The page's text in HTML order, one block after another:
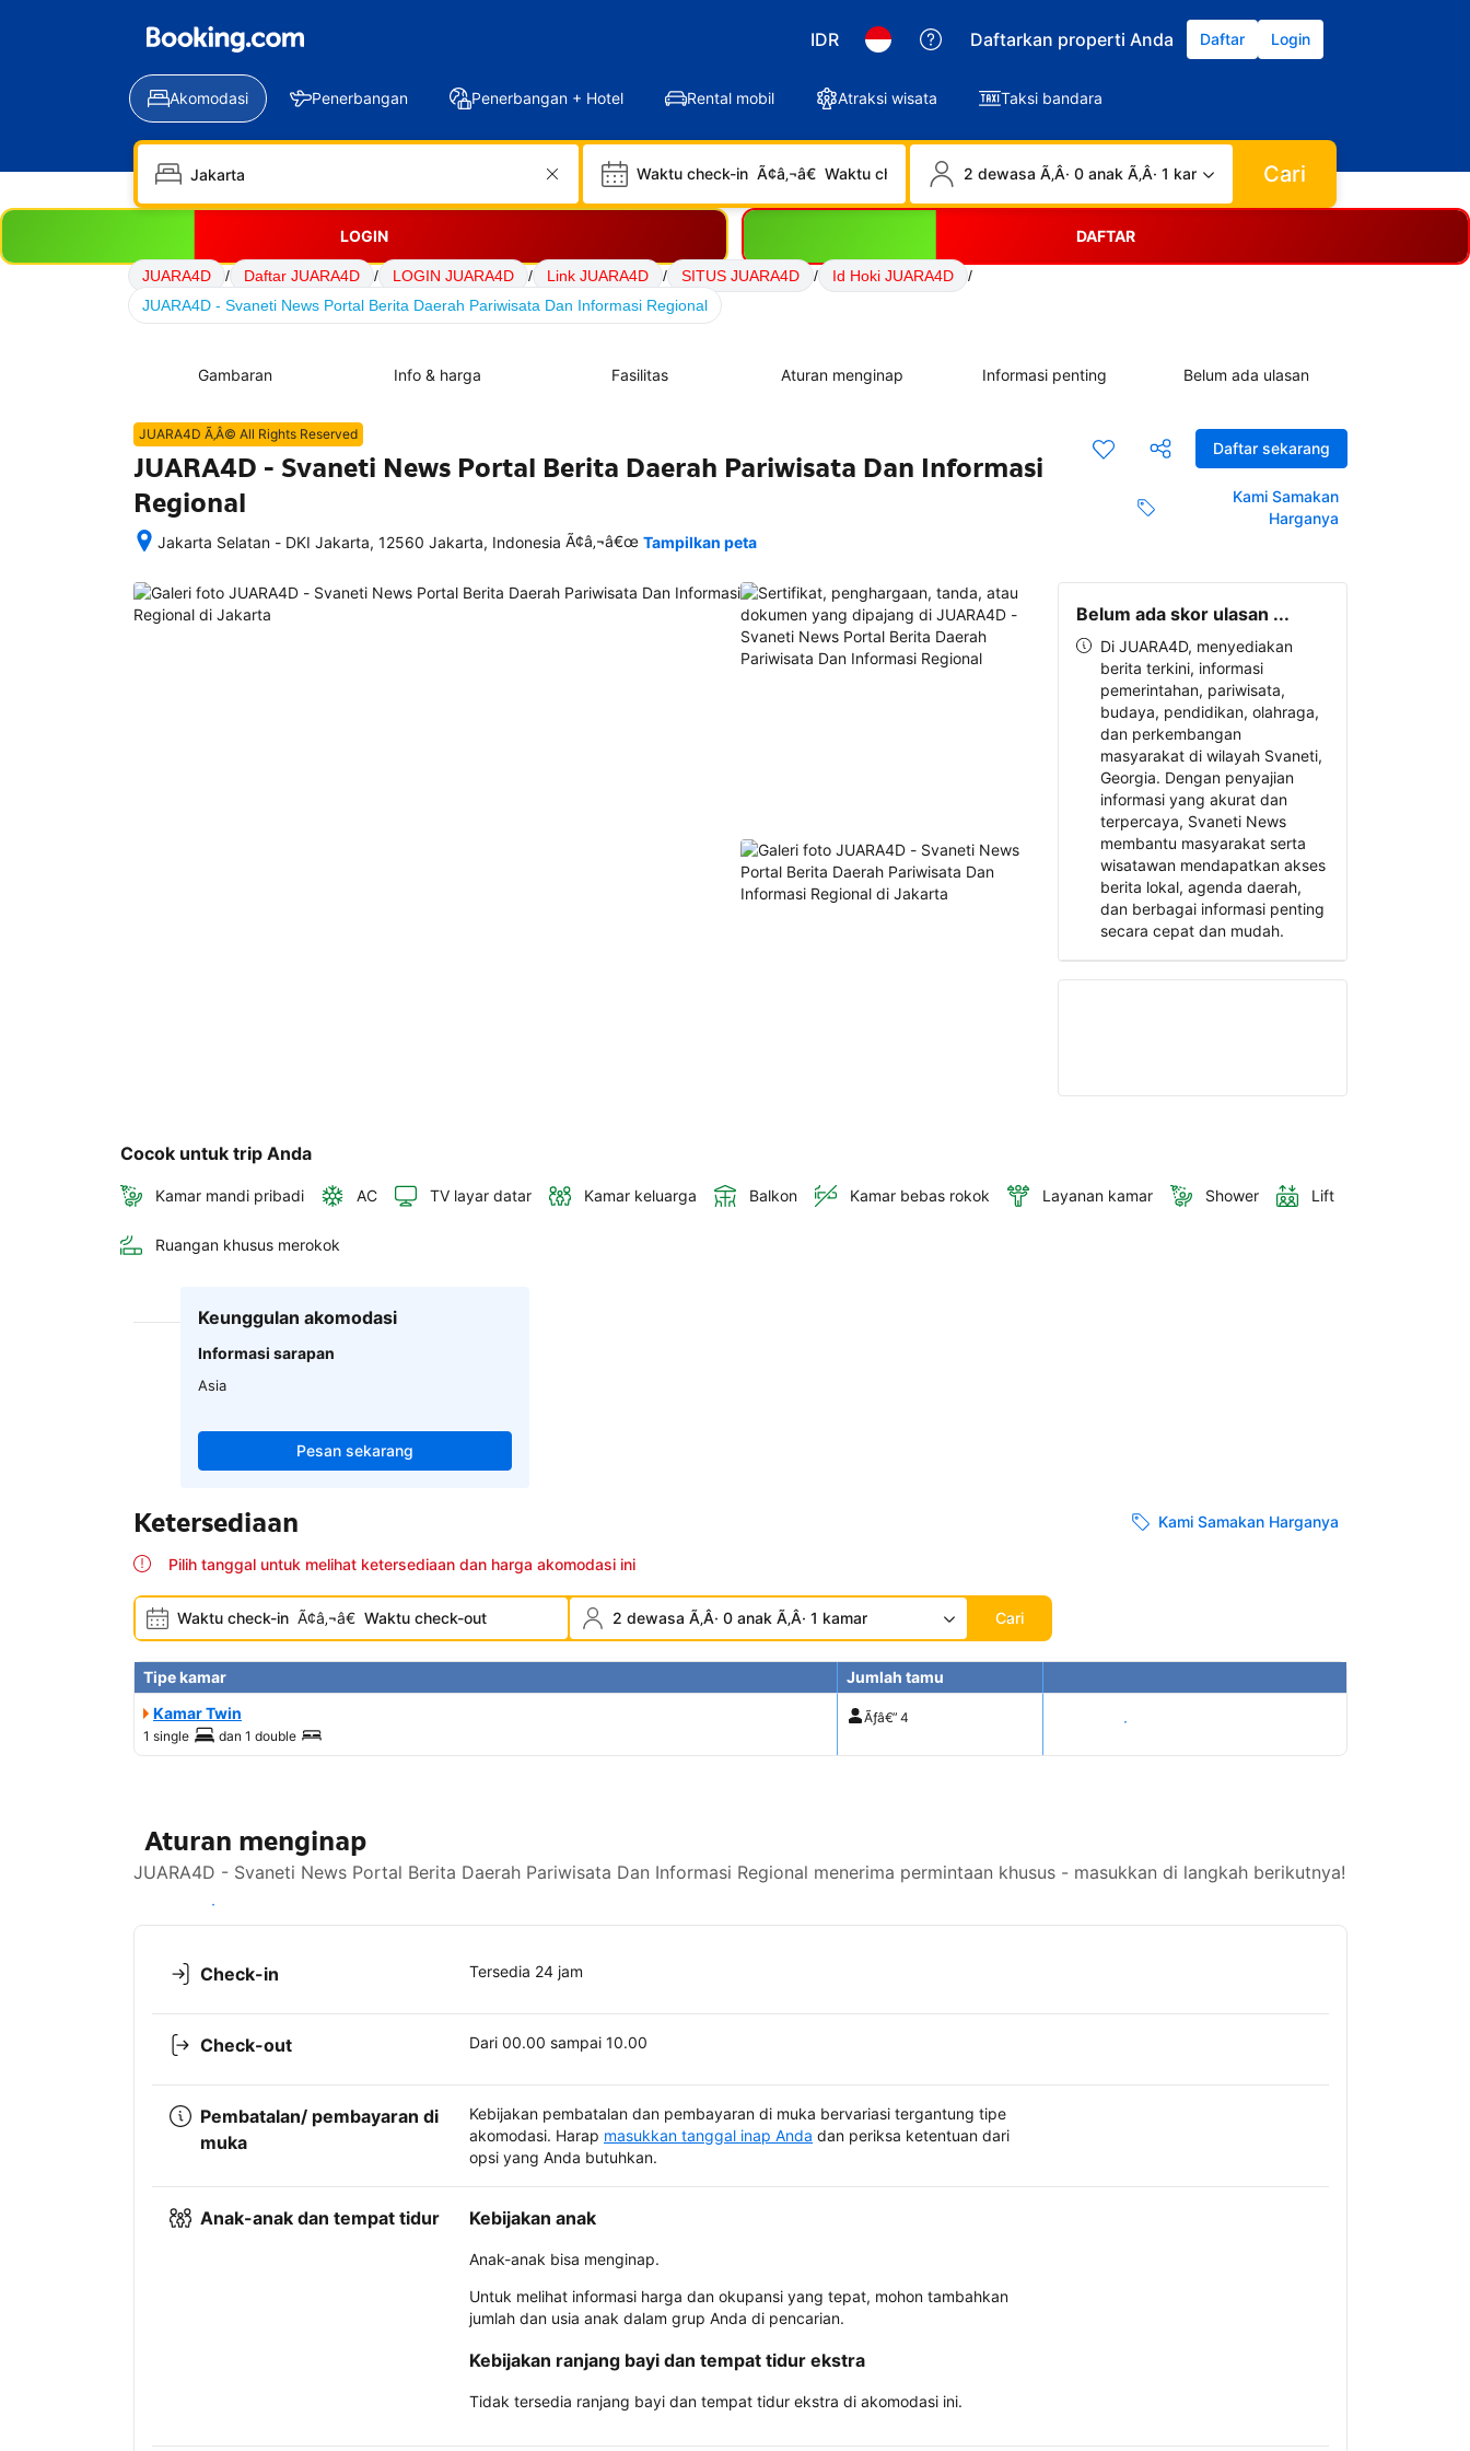
IDR Daftarkan properti Anda Daftar Login
Akomodasi Penerbangan Penerbangan + Hotel Rental mobil Atraksi wisata Taksi bandara
Waktu check-in Ã¢â‚¬â€ Waktu check-out 2 dewasa Ã‚Â· 0 anak Ã‚Â· 1 kamar Cari
LOGIN DAFTAR
JUARA4D / Daftar JUARA4D / LOGIN JUARA4D / Link JUARA4D / SITUS JUARA4D / Id Hoki JUARA4D
/
JUARA4D - Svaneti News Portal Berita Daerah Pariwisata Dan Informasi Regional
Gambaran Info & harga Fasilitas Aturan menginap Informasi penting Belum ada ulasan
Daftar sekarang
Kami Samakan
Harganya
JUARA4D Ã‚Â© All Rights Reserved
JUARA4D - Svaneti News Portal Berita Daerah Pariwisata Dan Informasi
Regional
Jakarta Selatan - DKI Jakarta, 12560 Jakarta, Indonesia
memesan,
semua
rincian
Ã¢â‚¬â€œ Tampilkan peta
Belum ada skor ulasan ...
Di JUARA4D, menyediakan
berita terkini, informasi
pemerintahan, pariwisata,
budaya, pendidikan, olahraga,
dan perkembangan
masyarakat di wilayah Svaneti,
Georgia. Dengan penyajian
informasi yang akurat dan
terpercaya, Svaneti News
membantu masyarakat serta
wisatawan mendapatkan akses
berita lokal, agenda daerah,
dan berbagai informasi penting
secara cepat dan mudah.
Cocok untuk trip Anda
Kamar mandi pribadi AC TV layar datar Kamar keluarga Balkon Kamar bebas rokok Layanan kamar Shower Lift
Ruangan khusus merokok
Keunggulan akomodasi
Informasi sarapan
Asia
Pesan sekarang
Ketersediaan Kami Samakan Harganya
Pilih tanggal untuk melihat ketersediaan dan harga akomodasi ini
Waktu check-in Ã¢â‚¬â€ Waktu check-out 2 dewasa Ã‚Â· 0 anak Ã‚Â· 1 kamar Cari
Tipe kamar
Jumlah tamu
Kamar Twin
1 single dan 1 double
Ãƒâ€” 4 Tampilkan harga
Aturan menginap
JUARA4D - Svaneti News Portal Berita Daerah Pariwisata Dan Informasi Regional menerima permintaan khusus - masukkan di langkah berikutnya!
Lihat ketersediaan
Check-in Tersedia 24 jam
Check-out Dari 00.00 sampai 10.00
Pembatalan/ pembayaran di
muka
Kebijakan pembatalan dan pembayaran di muka bervariasi tergantung tipe
akomodasi. Harap masukkan tanggal inap Anda dan periksa ketentuan dari
opsi yang Anda butuhkan.
Anak-anak dan tempat tidur Kebijakan anak
Anak-anak bisa menginap.
Untuk melihat informasi harga dan okupansi yang tepat, mohon tambahkan
jumlah dan usia anak dalam grup Anda di pencarian.
Kebijakan ranjang bayi dan tempat tidur ekstra
Tidak tersedia ranjang bayi dan tempat tidur ekstra di akomodasi ini.